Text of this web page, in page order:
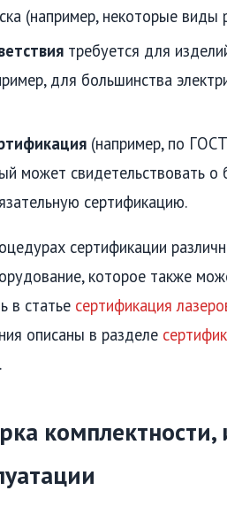
(например, некоторые
требуется для
для большинства
(например, по
может свидетельствовать о
сертификацию.
сертификации
которое также
в статье сертификация
описаны в разделе
.
комплектности,